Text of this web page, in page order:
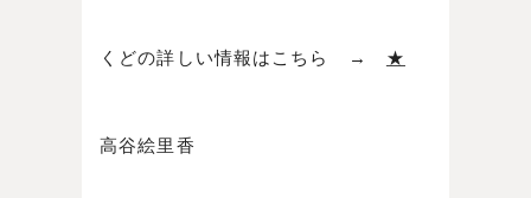
くどの詳しい情報はこちら → ★
高谷絵里香